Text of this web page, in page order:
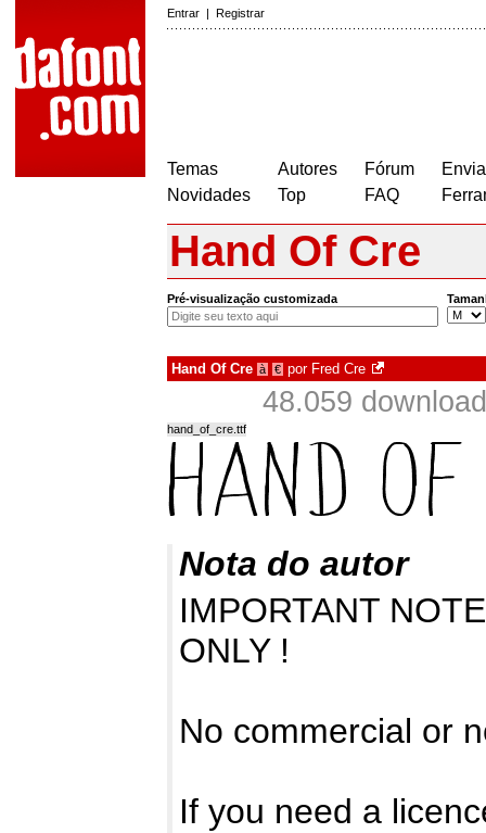
Entrar | Registrar
Temas
Novidades
Autores
Top
Fórum
FAQ
Hand Of Cre
Pré-visualização customizada
Hand Of Cre à € por Fred Cre
48.059
hand_of_cre.ttf
Nota do autor
IMPORTANT
ONLY !
No commercial or
If you need a